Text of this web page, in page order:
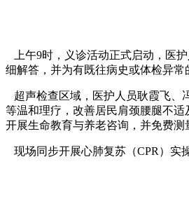
上午9时，义诊活动正式启动，医
细解答，并为有既往病史或体检异
超声检查区域，医护人员耿霞飞、
等温和理疗，改善居民肩颈腰腿不
开展生命教育与养老咨询，并免费
现场同步开展心肺复苏（CPR）实